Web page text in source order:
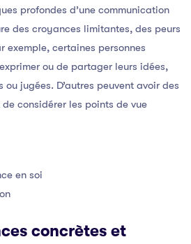
profondes d’une communication
des croyances limitantes, des peurs
exemple, certaines personnes
ou de partager leurs idées,
jugées. D’autres peuvent avoir des
considérer les points de vue
en soi
concrètes et